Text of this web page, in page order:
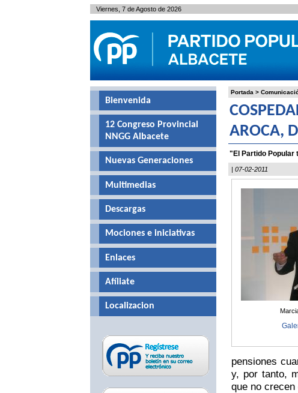
Portada >
AROCA,
"El Partido Popular
| 07-02-2011
pensiones
y, por tanto,
que no
Bienvenida
12 Congreso Provincial
NNGG Albacete
Nuevas Generaciones
Multimedias
Descargas
Mociones e iniciativas
Enlaces
Afíliate
Localizacion
Viernes, 7 de Agosto de 2026